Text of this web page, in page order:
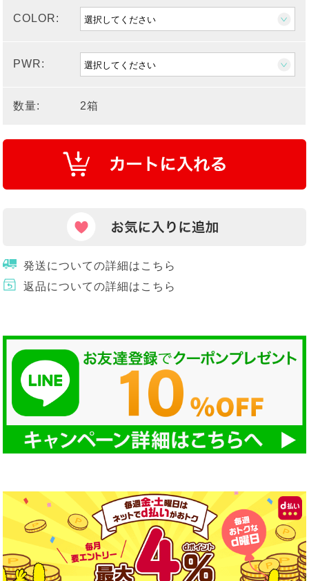
COLOR:
PWR:
数量: 2箱
発送についての詳細はこちら
返品についての詳細はこちら